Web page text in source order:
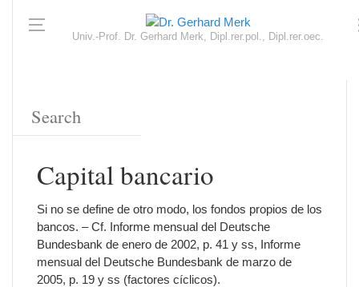
Univ.-Prof. Dr. Gerhard Merk, Dipl.rer.pol., Dipl.rer.oec.
Capital bancario
Si no se define de otro modo, los fondos propios de los
bancos. – Cf. Informe mensual del Deutsche
Bundesbank de enero de 2002, p. 41 y ss, Informe
mensual del Deutsche Bundesbank de marzo de
2005, p. 19 y ss (factores cíclicos).